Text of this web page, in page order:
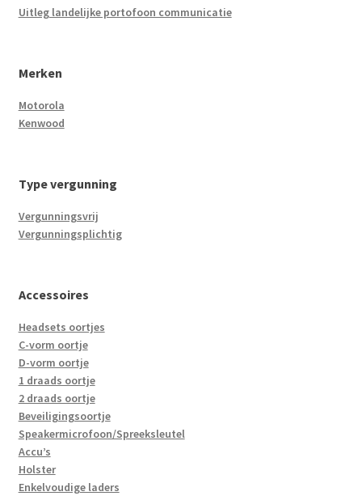
Uitleg landelijke portofoon communicatie
Merken
Motorola
Kenwood
Type vergunning
Vergunningsvrij
Vergunningsplichtig
Accessoires
Headsets oortjes
C-vorm oortje
D-vorm oortje
1 draads oortje
2 draads oortje
Beveiligingsoortje
Speakermicrofoon/Spreeksleutel
Accu’s
Holster
Enkelvoudige laders